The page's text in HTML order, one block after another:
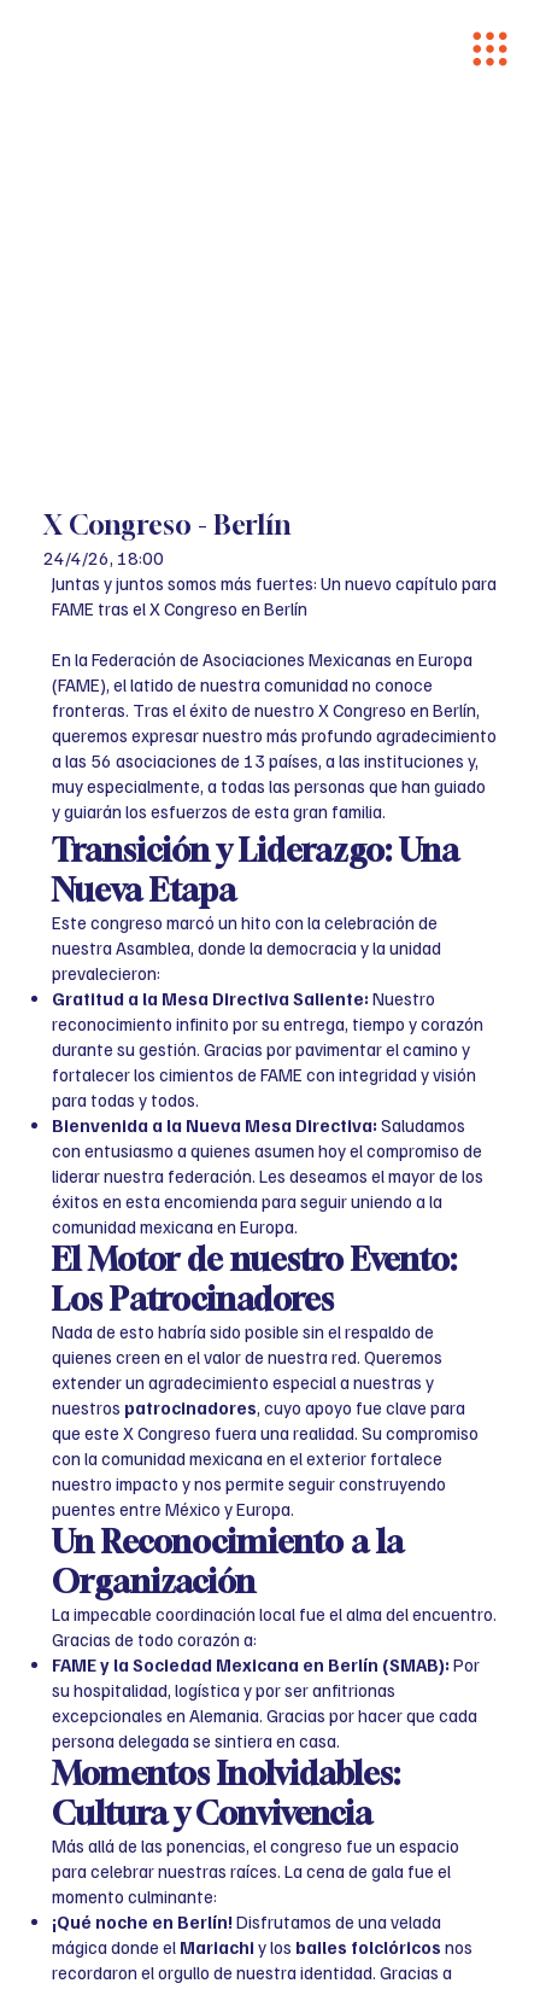
X Congreso - Berlín
24/4/26, 18:00
Juntas y juntos somos más fuertes: Un nuevo capítulo para
FAME tras el X Congreso en Berlín
En la Federación de Asociaciones Mexicanas en Europa
(FAME), el latido de nuestra comunidad no conoce
fronteras. Tras el éxito de nuestro X Congreso en Berlín,
queremos expresar nuestro más profundo agradecimiento
a las 56 asociaciones de 13 países, a las instituciones y,
muy especialmente, a todas las personas que han guiado
y guiarán los esfuerzos de esta gran familia.
Transición y Liderazgo: Una
Nueva Etapa
Este congreso marcó un hito con la celebración de
nuestra Asamblea, donde la democracia y la unidad
prevalecieron:
Gratitud a la Mesa Directiva Saliente: Nuestro
reconocimiento infinito por su entrega, tiempo y corazón
durante su gestión. Gracias por pavimentar el camino y
fortalecer los cimientos de FAME con integridad y visión
para todas y todos.
Bienvenida a la Nueva Mesa Directiva: Saludamos
con entusiasmo a quienes asumen hoy el compromiso de
liderar nuestra federación. Les deseamos el mayor de los
éxitos en esta encomienda para seguir uniendo a la
comunidad mexicana en Europa.
El Motor de nuestro Evento:
Los Patrocinadores
Nada de esto habría sido posible sin el respaldo de
quienes creen en el valor de nuestra red. Queremos
extender un agradecimiento especial a nuestras y
nuestros patrocinadores , cuyo apoyo fue clave para
que este X Congreso fuera una realidad. Su compromiso
con la comunidad mexicana en el exterior fortalece
nuestro impacto y nos permite seguir construyendo
puentes entre México y Europa.
Un Reconocimiento a la
Organización
La impecable coordinación local fue el alma del encuentro.
Gracias de todo corazón a:
FAME y la Sociedad Mexicana en Berlín (SMAB): Por
su hospitalidad, logística y por ser anfitrionas
excepcionales en Alemania. Gracias por hacer que cada
persona delegada se sintiera en casa.
Momentos Inolvidables:
Cultura y Convivencia
Más allá de las ponencias, el congreso fue un espacio
para celebrar nuestras raíces. La cena de gala fue el
momento culminante:
¡Qué noche en Berlín! Disfrutamos de una velada
mágica donde el Mariachi y los bailes folclóricos nos
recordaron el orgullo de nuestra identidad. Gracias a